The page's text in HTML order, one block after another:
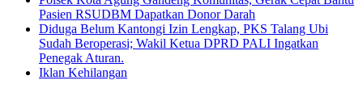
Pasien RSUDBM Dapatkan Donor Darah
Diduga Belum Kantongi Izin Lengkap, PKS Talang Ubi
Sudah Beroperasi; Wakil Ketua DPRD PALI Ingatkan
Penegak Aturan.
Iklan Kehilangan